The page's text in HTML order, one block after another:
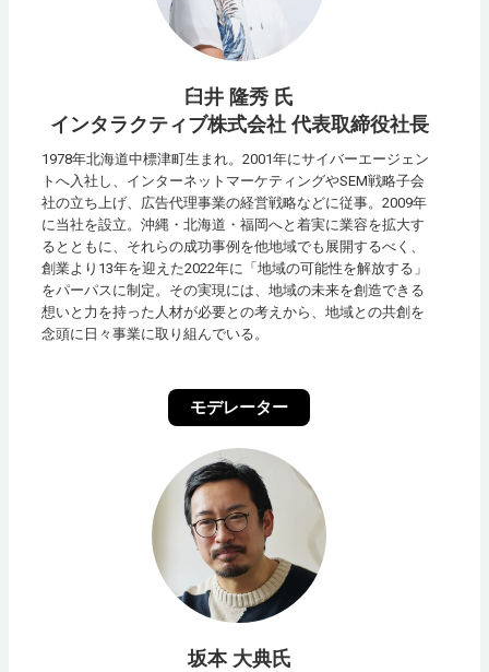
臼井 隆秀 氏
インタラクティブ株式会社 代表取締役社長
1978年北海道中標津町生まれ。2001年にサイバーエージェン
トへ入社し、インターネットマーケティングやSEM戦略子会
社の立ち上げ、広告代理事業の経営戦略などに従事。2009年
に当社を設立。沖縄・北海道・福岡へと着実に業容を拡大す
るとともに、それらの成功事例を他地域でも展開するべく、
創業より13年を迎えた2022年に「地域の可能性を解放する」
をパーパスに制定。その実現には、地域の未来を創造できる
想いと力を持った人材が必要との考えから、地域との共創を
念頭に日々事業に取り組んでいる。
モデレーター
坂本 大典氏